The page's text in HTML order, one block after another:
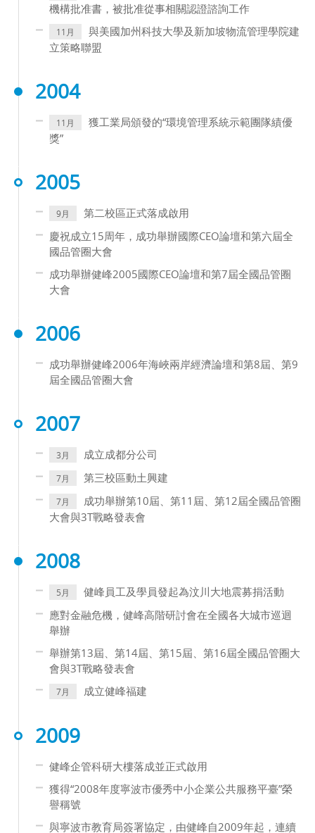
機構批准書，被批准從事相關認證諮詢工作
11月
與美國加州科技大學及新加坡物流管理學院建
立策略聯盟
2004
11月
獲工業局頒發的“環境管理系統示範團隊績優
獎”
2005
9月
第二校區正式落成啟用
慶祝成立15周年，成功舉辦國際CEO論壇和第六屆全
國品管圈大會
成功舉辦健峰2005國際CEO論壇和第7屆全國品管圈
大會
2006
成功舉辦健峰2006年海峽兩岸經濟論壇和第8屆、第9
屆全國品管圈大會
2007
3月 成立成都分公司
7月 第三校區動土興建
7月
成功舉辦第10屆、第11屆、第12屆全國品管圈
大會與3T戰略發表會
2008
5月
健峰員工及學員發起為汶川大地震募捐活動
應對金融危機，健峰高階研討會在全國各大城市巡迴
舉辦
舉辦第13屆、第14屆、第15屆、第16屆全國品管圈大
會與3T戰略發表會
7月 成立健峰福建
2009
健峰企管科研大樓落成並正式啟用
獲得“2008年度寧波市優秀中小企業公共服務平臺”榮
譽稱號
與寧波市教育局簽署協定，由健峰自2009年起，連續